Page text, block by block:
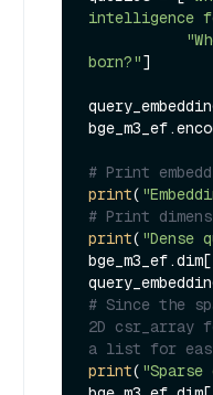
intelligence
born?"]
# Print
print(
# Print
print( "Dense
bge_m3_ef.dim[
# Since the
2D csr_array
a list for
print(